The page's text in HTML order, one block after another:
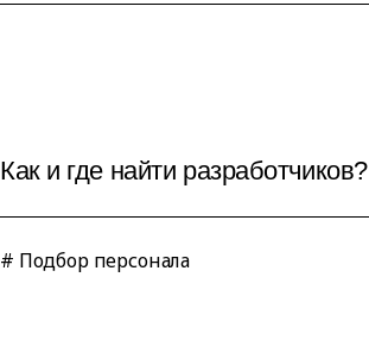
Как и где найти разработчиков?
# Подбор персонала